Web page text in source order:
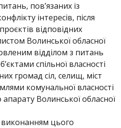
пов’язаних із
інтересів, після
відповідних
Волинської обласної
відділом з питань
спільної власності
громад сіл, селищ, міст
комунальної власності
Волинської обласної
цього